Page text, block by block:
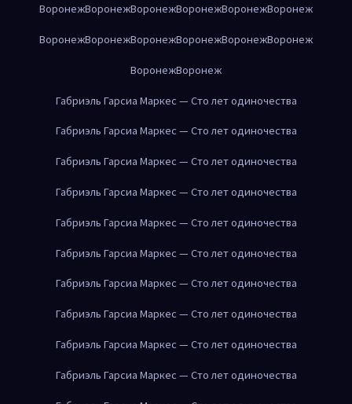
ВоронежВоронежВоронежВоронежВоронежВоронеж
ВоронежВоронежВоронежВоронежВоронежВоронеж
ВоронежВоронеж
Габриэль Гарсиа Маркес — Сто лет одиночества
Габриэль Гарсиа Маркес — Сто лет одиночества
Габриэль Гарсиа Маркес — Сто лет одиночества
Габриэль Гарсиа Маркес — Сто лет одиночества
Габриэль Гарсиа Маркес — Сто лет одиночества
Габриэль Гарсиа Маркес — Сто лет одиночества
Габриэль Гарсиа Маркес — Сто лет одиночества
Габриэль Гарсиа Маркес — Сто лет одиночества
Габриэль Гарсиа Маркес — Сто лет одиночества
Габриэль Гарсиа Маркес — Сто лет одиночества